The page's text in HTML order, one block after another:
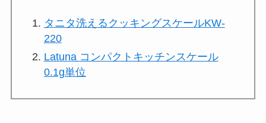
タニタ洗えるクッキングスケールKW-
220
Latuna コンパクトキッチンスケール
0.1g単位